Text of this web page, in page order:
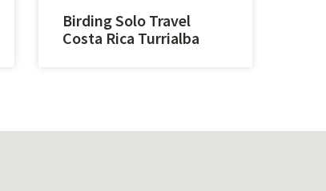
Birding Solo Travel
Costa Rica Turrialba